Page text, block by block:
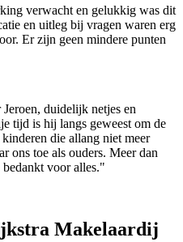
verwacht en gelukkig was dit
en uitleg bij vragen waren erg
Er zijn geen mindere punten
duidelijk netjes en
tijd is hij langs geweest om de
die allang niet meer
ons toe als ouders. Meer dan
bedankt voor alles."
Makelaardij